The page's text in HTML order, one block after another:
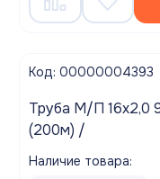
Код: 00000004393
Труба М/П 16х2,0 95*С бесшовная AQUALINK
(200м) /
Наличие товара: